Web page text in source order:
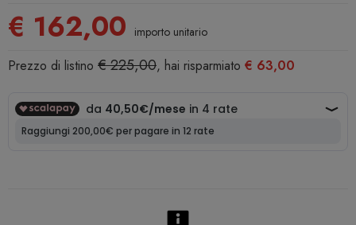
€ 162,00 importo unitario
Prezzo di listino € 225,00, hai risparmiato € 63,00